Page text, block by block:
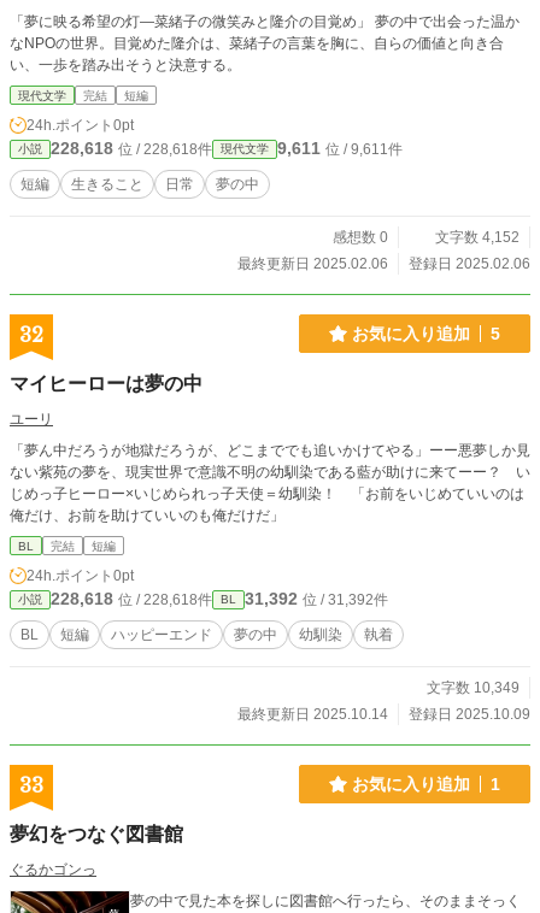
「夢に映る希望の灯—菜緒子の微笑みと隆介の目覚め」 夢の中で出会った温か
なNPOの世界。目覚めた隆介は、菜緒子の言葉を胸に、自らの価値と向き合
い、一歩を踏み出そうと決意する。
現代文学 完結 短編
24h.ポイント 0pt
小説 228,618 位 / 228,618件 現代文学 9,611 位 / 9,611件
短編 生きること 日常 夢の中
感想数 0
文字数 4,152
最終更新日 2025.02.06
登録日 2025.02.06
32 お気に入り追加 5
マイヒーローは夢の中
ユーリ
「夢ん中だろうが地獄だろうが、どこまででも追いかけてやる」ーー悪夢しか見
ない紫苑の夢を、現実世界で意識不明の幼馴染である藍が助けに来てーー？ い
じめっ子ヒーロー×いじめられっ子天使＝幼馴染！ 「お前をいじめていいのは
俺だけ、お前を助けていいのも俺だけだ」
BL 完結 短編
24h.ポイント 0pt
小説 228,618 位 / 228,618件 BL 31,392 位 / 31,392件
BL 短編 ハッピーエンド 夢の中 幼馴染 執着
文字数 10,349
最終更新日 2025.10.14
登録日 2025.10.09
33 お気に入り追加 1
夢幻をつなぐ図書館
ぐるかゴンっ
夢の中で見た本を探しに図書館へ行ったら、そのままそっく